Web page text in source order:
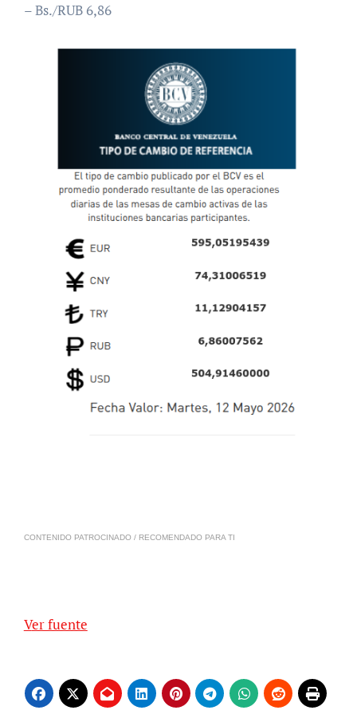
– Bs./RUB 6,86
CONTENIDO PATROCINADO / RECOMENDADO PARA TI
Ver fuente